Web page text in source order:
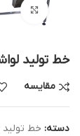
خط تولید
مقایسه
دسته: خط تولید